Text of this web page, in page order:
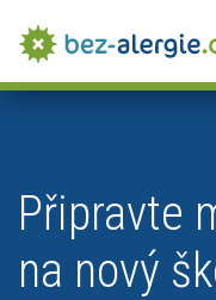
Připravte
na nový